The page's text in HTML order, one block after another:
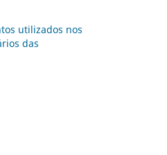
utilizados nos
das